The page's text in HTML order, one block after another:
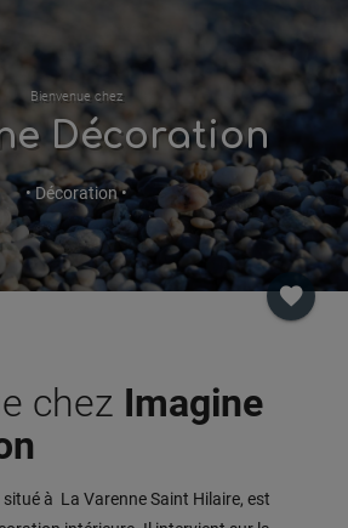
Bienvenue chez
Décoration
• Décoration •
favorite
chez Imagine
à La Varenne Saint Hilaire, est